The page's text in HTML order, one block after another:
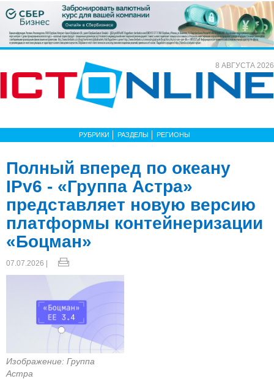
8 АВГУСТА 2026
РУБРИКИ РАЗДЕЛЫ РЕГИОНЫ
Полный вперед по океану
IPv6 - «Группа Астра»
представляет новую версию
платформы контейнеризации
«Боцман»
07.07.2026 |
Изображение: Группа
Астра